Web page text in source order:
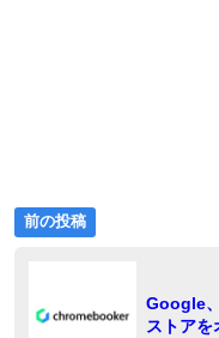
投
ナ
前の投稿
の
Google
ストアを